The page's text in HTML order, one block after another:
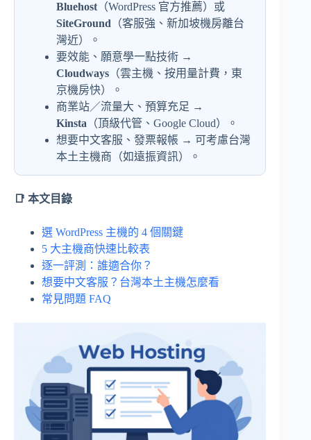
Bluehost （WordPress 官方推薦）或
SiteGround （客服強、新加坡機房離台
灣近）。
要效能、願意學一點技術 →
Cloudways （雲主機、按用量計費，東
京機房快）。
商業站／流量大、預算充足 →
Kinsta （頂級代管、Google Cloud）。
想要中文客服、發票報帳 → 可考慮台灣
本土主機商（如遠振資訊）。
📑 本文目錄
選 WordPress 主機的 4 個關鍵
5 大主機商快速比較表
逐一評測：誰適合你？
想要中文客服？台灣本土主機怎麼看
常見問題 FAQ